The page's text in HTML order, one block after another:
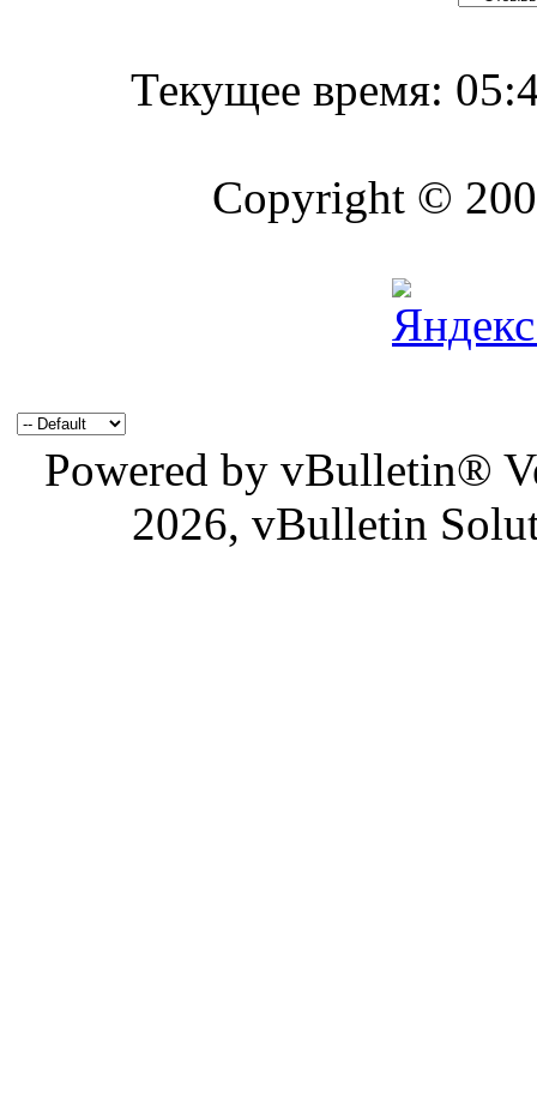
Текущее время:
Copyright ©
Powered by vBulletin®
2026, vBulletin